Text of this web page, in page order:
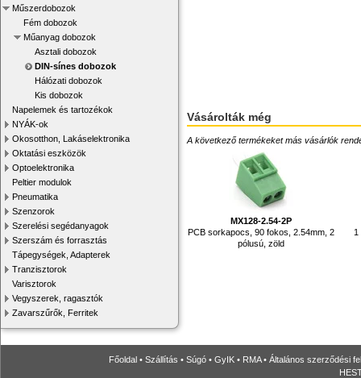
Műszerdobozok
Fém dobozok
Műanyag dobozok
Asztali dobozok
DIN-sínes dobozok
Hálózati dobozok
Kis dobozok
Napelemek és tartozékok
NYÁK-ok
Okosotthon, Lakáselektronika
Oktatási eszközök
Optoelektronika
Peltier modulok
Pneumatika
Szenzorok
Szerelési segédanyagok
Szerszám és forrasztás
Tápegységek, Adapterek
Tranzisztorok
Varisztorok
Vegyszerek, ragasztók
Zavarszűrők, Ferritek
Vásárolták még
A következő termékeket más vásárlók
MX128-2.54-2P
PCB sorkapocs, 90 fokos, 2.54mm, 2
pólusú, zöld
1
Főoldal • Szállítás • Súgó • GyIK • RMA• Általános szerződési